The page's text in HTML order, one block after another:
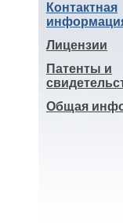
Контактная
Лицензии
Патенты и
Общая